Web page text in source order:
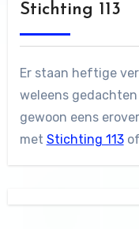
Stichting 113
Er staan heftige
weleens
gewoon eens
met Stichting 113of